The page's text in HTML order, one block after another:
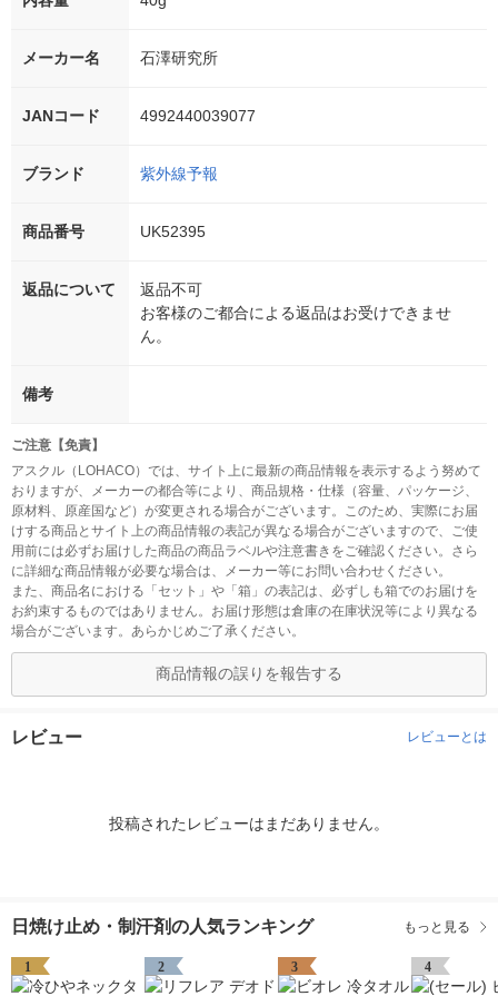
メーカー名 石澤研究所
JANコード 4992440039077
ブランド 紫外線予報
商品番号 UK52395
返品について
返品不可
お客様のご都合による返品はお受けできませ
ん。
備考
ご注意【免責】
アスクル（LOHACO）では、サイト上に最新の商品情報を表示するよう努めて
おりますが、メーカーの都合等により、商品規格・仕様（容量、パッケージ、
原材料、原産国など）が変更される場合がございます。このため、実際にお届
けする商品とサイト上の商品情報の表記が異なる場合がございますので、ご使
用前には必ずお届けした商品の商品ラベルや注意書きをご確認ください。さら
に詳細な商品情報が必要な場合は、メーカー等にお問い合わせください。
また、商品名における「セット」や「箱」の表記は、必ずしも箱でのお届けを
お約束するものではありません。お届け形態は倉庫の在庫状況等により異なる
場合がございます。あらかじめご了承ください。
商品情報の誤りを報告する
レビュー レビューとは
投稿されたレビューはまだありません。
日焼け止め・制汗剤の人気ランキング もっと見る
1 2 3 4